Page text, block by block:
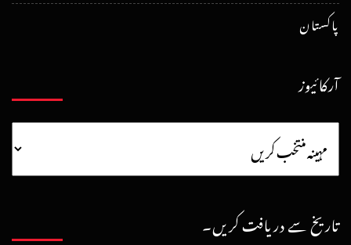
پاکستان
آرکائیوز
تاریخ سے دریافت کریں۔